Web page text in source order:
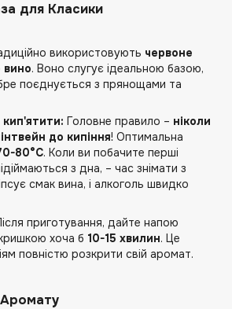
для Класики
використовують червоне
вино. Воно слугує ідеальною базою,
поєднується з прянощами та
Головне правило – ніколи
до кипіння! Оптимальна
80°C. Коли ви побачите перші
з дна, – час знімати з
смак вина, і алкоголь швидко
приготування, дайте напою
хоча б 10-15 хвилин. Це
повністю розкрити свій аромат.
Аромату